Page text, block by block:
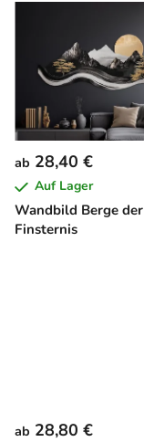
Wandbild Berge der
Finsternis
ab 28,40 €
Auf Lager
ab 28,80 €